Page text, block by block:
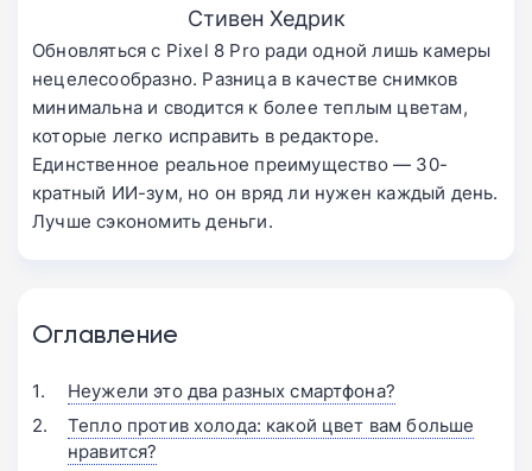
Стивен Хедрик
Обновляться с Pixel 8 Pro ради одной лишь камеры
нецелесообразно. Разница в качестве снимков
минимальна и сводится к более теплым цветам,
которые легко исправить в редакторе.
Единственное реальное преимущество — 30-
кратный ИИ-зум, но он вряд ли нужен каждый день.
Лучше сэкономить деньги.
Оглавление
Неужели это два разных смартфона?
Тепло против холода: какой цвет вам больше
нравится?